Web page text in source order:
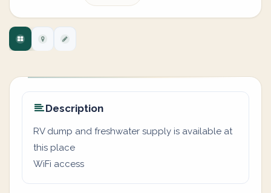
Description
RV dump and freshwater supply is available at
this place
WiFi access